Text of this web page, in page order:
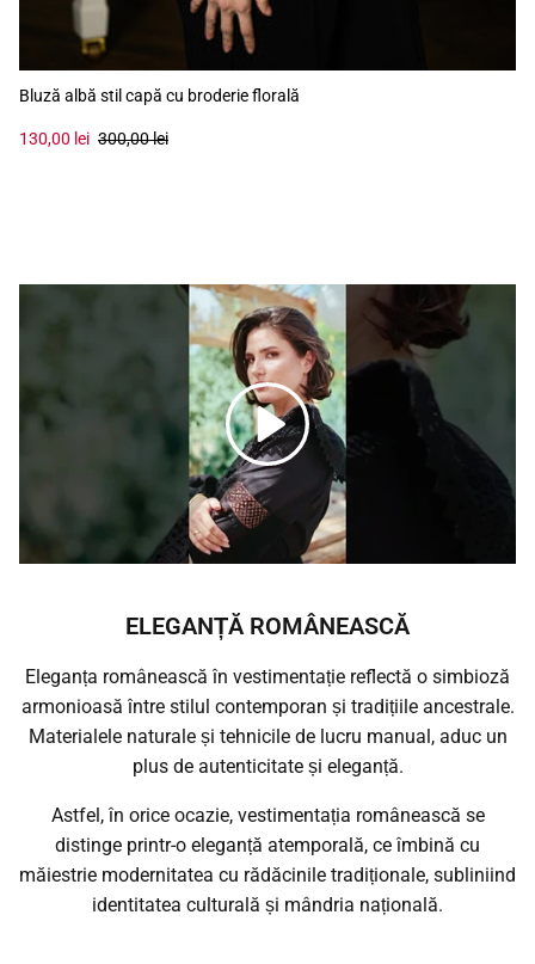
Bluză albă stil capă cu broderie florală
130,00 lei 300,00 lei
Redă
ELEGANȚĂ ROMÂNEASCĂ
Eleganța românească în vestimentație reflectă o simbioză
armonioasă între stilul contemporan și tradițiile ancestrale.
Materialele naturale și tehnicile de lucru manual, aduc un
plus de autenticitate și eleganță.
Astfel, în orice ocazie, vestimentația românească se
distinge printr-o eleganță atemporală, ce îmbină cu
măiestrie modernitatea cu rădăcinile tradiționale, subliniind
identitatea culturală și mândria națională.